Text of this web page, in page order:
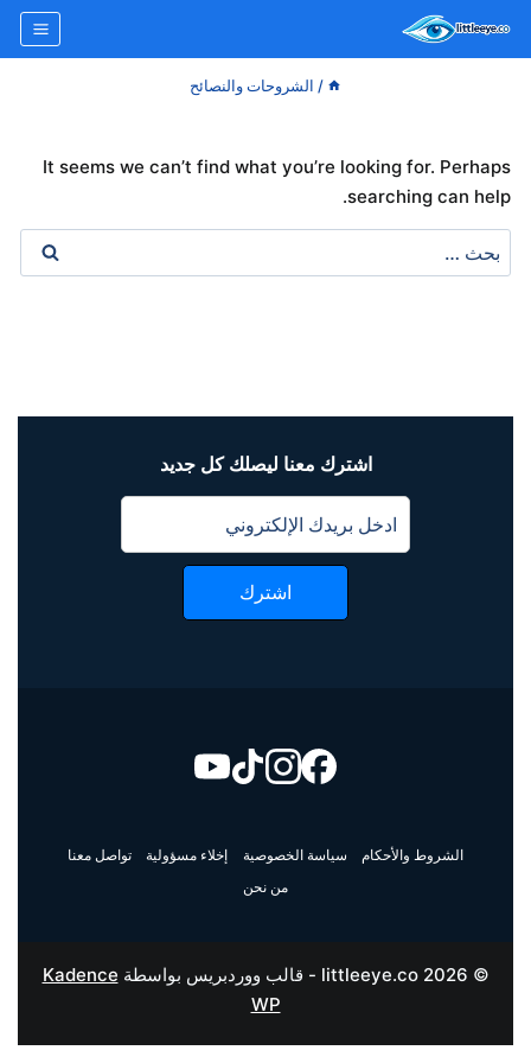
/ الشروحات والنصائح
It seems we can’t find what you’re looking for. Perhaps
searching can help.
عن:
اشترك معنا ليصلك كل جديد
اشترك
الشروط والأحكام سياسة الخصوصية إخلاء مسؤولية
تواصل معنا
من نحن
© 2026 littleeye.co - قالب ووردبريس بواسطة
Kadence
WP